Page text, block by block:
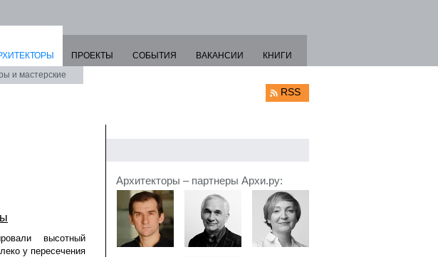
и мастерские
ПРОЕКТЫ СОБЫТИЯ ВАКАНСИИ КНИГИ
RSS
высотный
у пересечения
Архитекторы – партнеры Архи.ру: